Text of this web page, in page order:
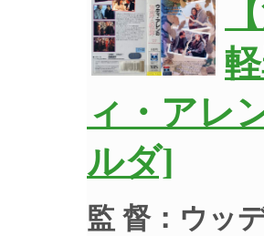
ィ・アレ
ルダ]
監 督：ウッ